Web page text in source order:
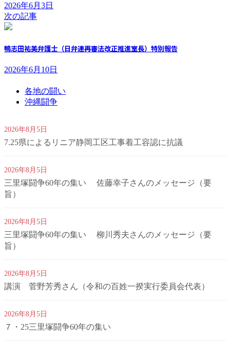
2026年6月3日
次の記事
鴨志田祐美弁護士（日弁連再審法改正推進室長）特別報告
2026年6月10日
各地の闘い
沖縄闘争
2026年8月5日
7.25県によるリニア静岡工区工事着工容認に抗議
2026年8月5日
三里塚闘争60年の集い 佐藤幸子さんのメッセージ（要
旨）
2026年8月5日
三里塚闘争60年の集い 柳川秀夫さんのメッセージ（要
旨）
2026年8月5日
講演 菅野芳秀さん（令和の百姓一揆実行委員会代表）
2026年8月5日
７・25三里塚闘争60年の集い